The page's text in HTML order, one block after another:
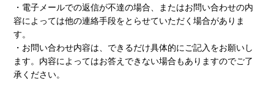
・電子メールでの返信が不達の場合、またはお問い合わせの内
容によっては他の連絡手段をとらせていただく場合がありま
す。
・お問い合わせ内容は、できるだけ具体的にご記入をお願いし
ます。内容によってはお答えできない場合もありますのでご了
承ください。